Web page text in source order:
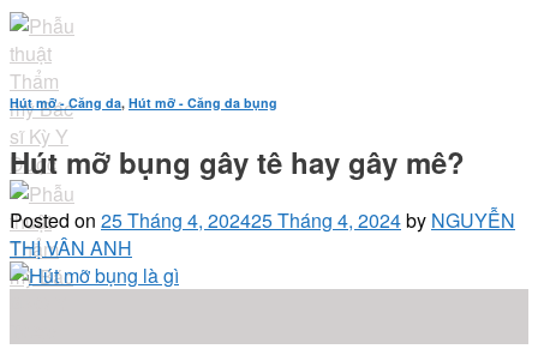
Skip
to
content
Hút mỡ - Căng da, Hút mỡ - Căng da bụng
Hút mỡ bụng gây tê hay gây mê?
Posted on 25 Tháng 4, 202425 Tháng 4, 2024by NGUYỄN
THỊ VÂN ANH